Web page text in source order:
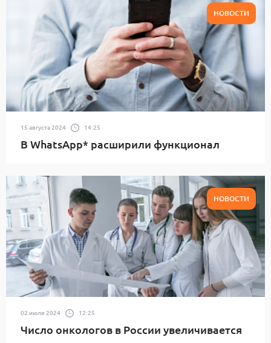
НОВОСТИ
15 августа 2024 14:25
В WhatsApp* расширили функционал
НОВОСТИ
02 июля 2024 12:25
Число онкологов в России увеличивается